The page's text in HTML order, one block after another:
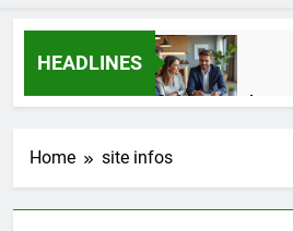
HEADLINES
Guide complet
1 Semaine Ago
Home site infos